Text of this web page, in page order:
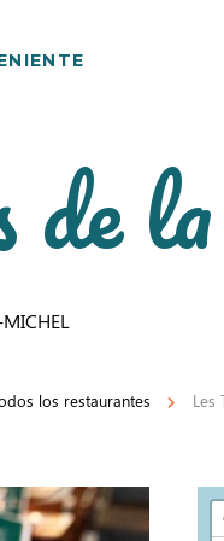
de
los restaurantes Les